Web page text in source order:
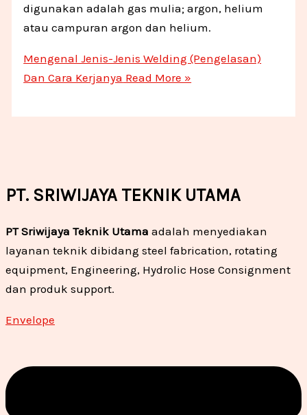
digunakan adalah gas mulia; argon, helium
atau campuran argon dan helium.
Mengenal Jenis-Jenis Welding (Pengelasan)
Dan Cara Kerjanya Read More »
PT. SRIWIJAYA TEKNIK UTAMA
PT Sriwijaya Teknik Utama adalah menyediakan
layanan teknik dibidang steel fabrication, rotating
equipment, Engineering, Hydrolic Hose Consignment
dan produk support.
Envelope